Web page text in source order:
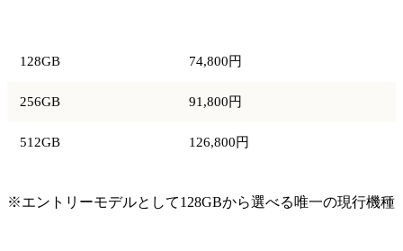
128GB 74,800円
256GB 91,800円
512GB 126,800円
※エントリーモデルとして128GBから選べる唯一の現行機種